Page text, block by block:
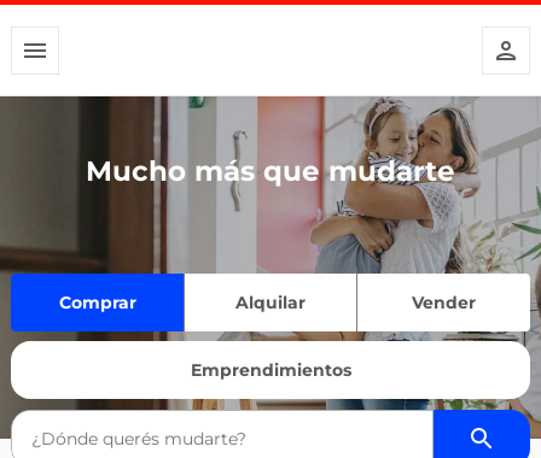
Mucho más que mudarte
Comprar Alquilar Vender
Emprendimientos